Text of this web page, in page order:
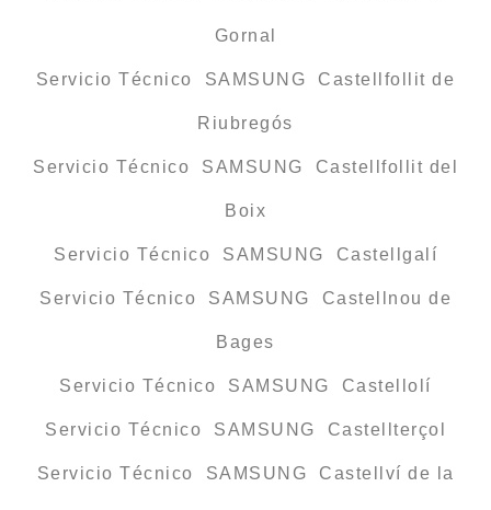
Gornal
Servicio Técnico SAMSUNG Castellfollit de
Riubregós
Servicio Técnico SAMSUNG Castellfollit del
Boix
Servicio Técnico SAMSUNG Castellgalí
Servicio Técnico SAMSUNG Castellnou de
Bages
Servicio Técnico SAMSUNG Castellolí
Servicio Técnico SAMSUNG Castellterçol
Servicio Técnico SAMSUNG Castellví de la